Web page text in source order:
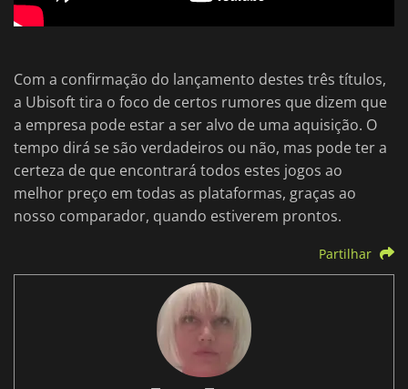
Com a confirmação do lançamento destes três títulos,
a Ubisoft tira o foco de certos rumores que dizem que
a empresa pode estar a ser alvo de uma aquisição. O
tempo dirá se são verdadeiros ou não, mas pode ter a
certeza de que encontrará todos estes jogos ao
melhor preço em todas as plataformas, graças ao
nosso comparador, quando estiverem prontos.
Partilhar